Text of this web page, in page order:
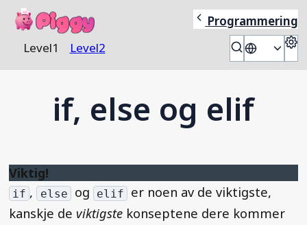
Piggy
Programmering
Level1 Level2 🇳🇴
if, else og elif
Viktig!
if , else og elif
er noen av de viktigste,
kanskje de viktigstekonseptene dere kommer